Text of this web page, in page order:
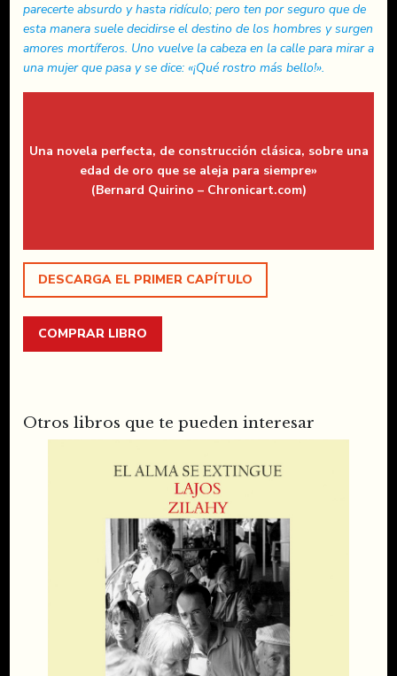
parecerte absurdo y hasta ridículo; pero ten por seguro que de
esta manera suele decidirse el destino de los hombres y surgen
amores mortíferos. Uno vuelve la cabeza en la calle para mirar a
una mujer que pasa y se dice: «¡Qué rostro más bello!».
Una novela perfecta, de construcción clásica, sobre una
edad de oro que se aleja para siempre»
(Bernard Quirino – Chronicart.com)
DESCARGA EL PRIMER CAPÍTULO
COMPRAR LIBRO
Otros libros que te pueden interesar